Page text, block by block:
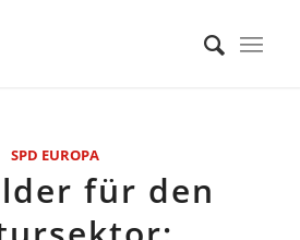
SPD EUROPA
für den